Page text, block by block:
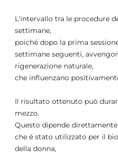
L'intervallo tra le procedure
settimane,
poiché dopo la prima
settimane seguenti,
rigenerazione naturale,
che influenzano
Il risultato ottenuto può
mezzo.
Questo dipende
che è stato utilizzato per il
della donna,